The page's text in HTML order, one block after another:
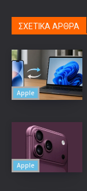
ΣΧΕΤΙΚΑ ΑΡΘΡΑ
Apple
Apple